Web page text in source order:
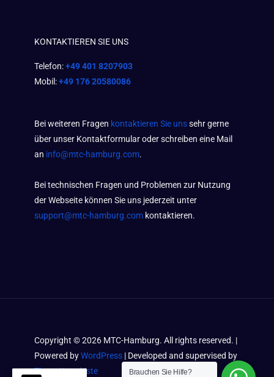
KONTAKTIEREN SIE UNS
Telefon:+49 401 8207903
Mobil:+49 176 20580086
Bei weiteren Fragen kontaktieren Sie unssehr gerne
über unser Kontaktformular oder schreiben eine Mail
an info@mtc-hamburg.com.
Bei technischen Fragen und Problemen zur Nutzung
der Webseite können Sie uns jederzeit unter
support@mtc-hamburg.com kontaktieren.
Copyright ©2026 MTC-Hamburg. All rights reserved. |
Powered byWordPress | Developed and supervised by
Timos Kramkiste
Brauchen Sie Hilfe?